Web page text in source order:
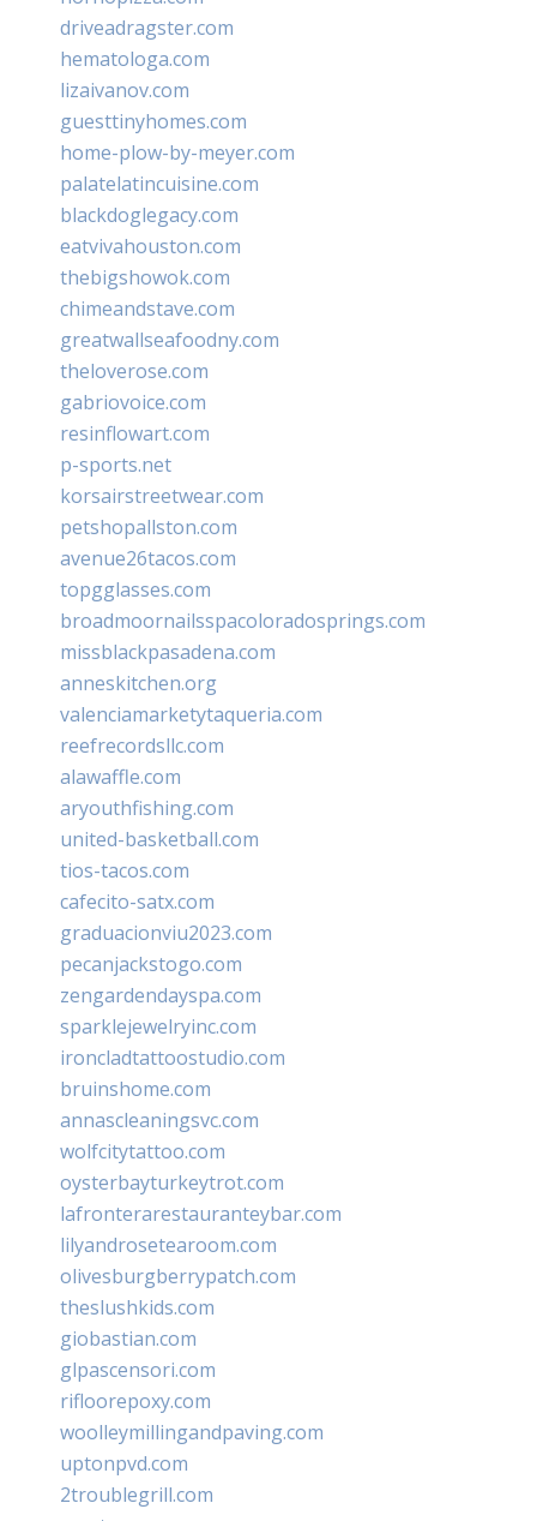
driveadragster.com
hematologa.com
lizaivanov.com
guesttinyhomes.com
home-plow-by-meyer.com
palatelatincuisine.com
blackdoglegacy.com
eatvivahouston.com
thebigshowok.com
chimeandstave.com
greatwallseafoodny.com
theloverose.com
gabriovoice.com
resinflowart.com
p-sports.net
korsairstreetwear.com
petshopallston.com
avenue26tacos.com
topgglasses.com
broadmoornailsspacoloradosprings.com
missblackpasadena.com
anneskitchen.org
valenciamarketytaqueria.com
reefrecordsllc.com
alawaffle.com
aryouthfishing.com
united-basketball.com
tios-tacos.com
cafecito-satx.com
graduacionviu2023.com
pecanjackstogo.com
zengardendayspa.com
sparklejewelryinc.com
ironcladtattoostudio.com
bruinshome.com
annascleaningsvc.com
wolfcitytattoo.com
oysterbayturkeytrot.com
lafronterarestauranteybar.com
lilyandrosetearoom.com
olivesburgberrypatch.com
theslushkids.com
giobastian.com
glpascensori.com
rifloorepoxy.com
woolleymillingandpaving.com
uptonpvd.com
2troublegrill.com